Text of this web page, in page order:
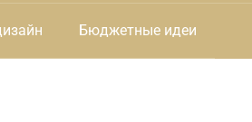
Бюджетные идеи